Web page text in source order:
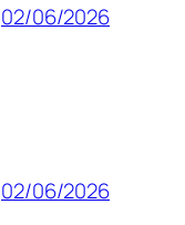
02/06/2026
02/06/2026